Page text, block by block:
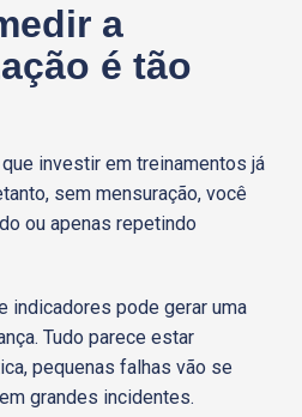
a
é tão
investir em treinamentos já
sem mensuração, você
ou apenas repetindo
indicadores pode gerar uma
Tudo parece estar
pequenas falhas vão se
grandes incidentes.